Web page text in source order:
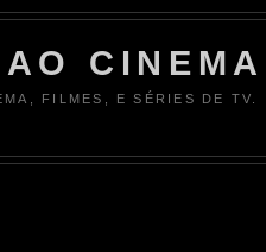
CINEMA
FILMES, E SÉRIES DE TV.